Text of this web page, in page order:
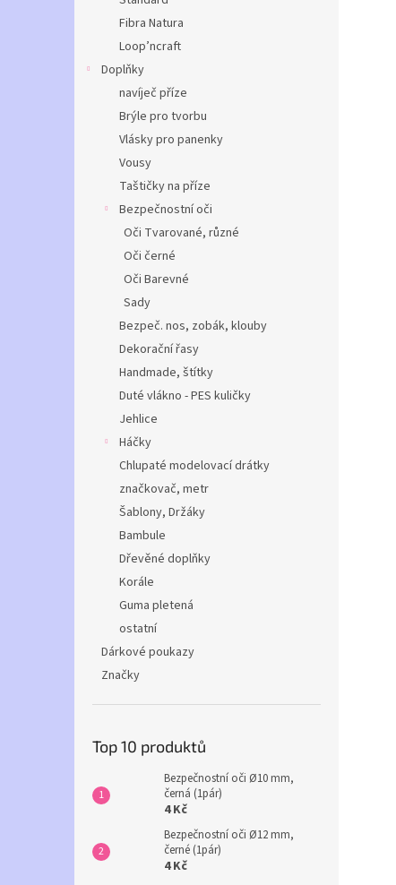
Fibra Natura
Loop’ncraft
Doplňky
navíječ příze
Brýle pro tvorbu
Vlásky pro panenky
Vousy
Taštičky na příze
Bezpečnostní oči
Oči Tvarované, různé
Oči černé
Oči Barevné
Sady
Bezpeč. nos, zobák, klouby
Dekorační řasy
Handmade, štítky
Duté vlákno - PES kuličky
Jehlice
Háčky
Chlupaté modelovací drátky
značkovač, metr
Šablony, Držáky
Bambule
Dřevěné doplňky
Korále
Guma pletená
ostatní
Dárkové poukazy
Značky
Top 10 produktů
Bezpečnostní oči Ø10 mm,
černá (1pár)
4 Kč
Bezpečnostní oči Ø12 mm,
černé (1pár)
4 Kč